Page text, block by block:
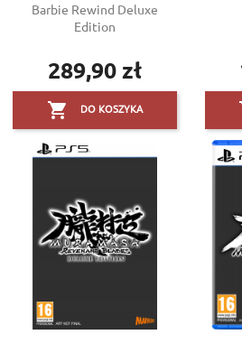
Barbie Rewind Deluxe
Edition
Cena
289,90 zł
 DO KOSZYKA